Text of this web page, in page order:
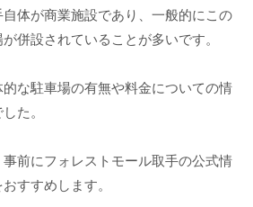
体が商業施設であり、一般的にこの
併設されていることが多いです。
な駐車場の有無や料金についての情
た。
前にフォレストモール取手の公式情
すすめします。